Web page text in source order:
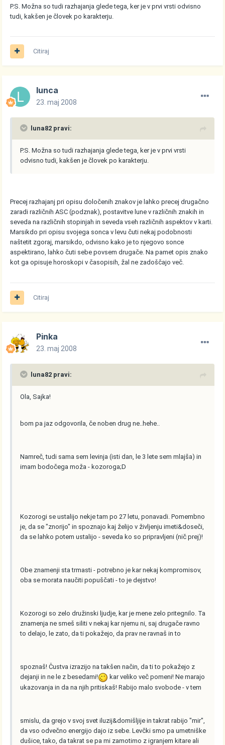
P.S. Možna so tudi razhajanja glede tega, ker je v prvi vrsti odvisno
tudi, kakšen je človek po karakterju.
Citiraj
lunca
23. maj 2008
luna82 pravi:
P.S. Možna so tudi razhajanja glede tega, ker je v prvi vrsti
odvisno tudi, kakšen je človek po karakterju.
Precej razhajanj pri opisu določenih znakov je lahko precej drugačno
zaradi različnih ASC (podznak), postavitve lune v različnih znakih in
seveda na različnih stopinjah in seveda vseh različnih aspektov v karti.
Marsikdo pri opisu svojega sonca v levu čuti nekaj podobnosti
naštetit zgoraj, marsikdo, odvisno kako je to njegovo sonce
aspektirano, lahko čuti sebe povsem drugače. Na pamet opis znako
kot ga opisuje horoskopi v časopisih, žal ne zadoščajo več.
Citiraj
Pinka
23. maj 2008
luna82 pravi:
Ola, Sajka!
bom pa jaz odgovorila, če noben drug ne..hehe..
Namreč, tudi sama sem levinja (isti dan, le 3 lete sem mlajša) in
imam bodočega moža - kozoroga;D
Kozorogi se ustalijo nekje tam po 27 letu, ponavadi. Pomembno
je, da se "znorijo" in spoznajo kaj želijo v življenju imeti&doseči,
da se lahko potem ustalijo - seveda ko so pripravljeni (nič prej)!
Obe znamenji sta trmasti - potrebno je kar nekaj kompromisov,
oba se morata naučiti popuščati - to je dejstvo!
Kozorogi so zelo družinski ljudje, kar je mene zelo pritegnilo. Ta
znamenja ne smeš siliti v nekaj kar njemu ni, saj drugače ravno
to delajo, le zato, da ti pokažejo, da prav ne ravnaš in to
spoznaš! Čustva izrazijo na takšen način, da ti to pokažejo z
dejanji in ne le z besedami!
kar veliko več pomeni! Ne marajo
ukazovanja in da na njih pritiskaš! Rabijo malo svobode - v tem
smislu, da grejo v svoj svet iluzij&domišljije in takrat rabijo "mir",
da vso odvečno energijo dajo iz sebe. Levčki smo pa umetniške
dušice, tako, da takrat se pa mi zamotimo z igranjem kitare ali